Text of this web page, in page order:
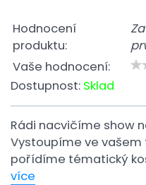
Hodnocení
produktu:
Vaše hodnocení:
Dostupnost: Sklad
Rádi nacvičíme show
Vystoupíme ve
pořídíme tématický
více